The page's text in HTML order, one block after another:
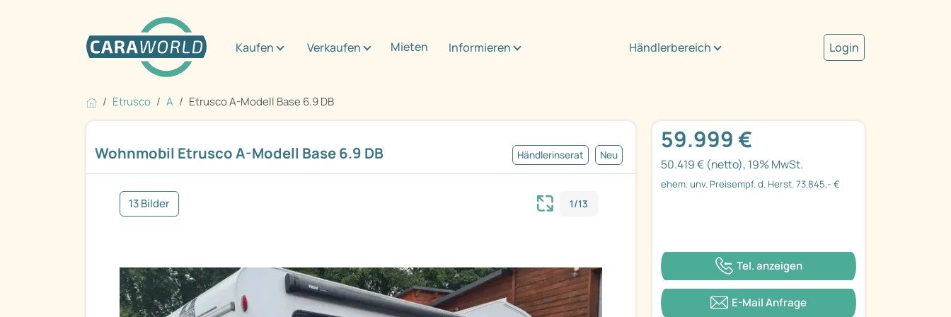
Kaufen Verkaufen Mieten Informieren Händlerbereich Login
Etrusco A Etrusco A-Modell Base 6.9 DB
Wohnmobil Etrusco A-Modell Base 6.9 DB Händlerinserat Neu
13 Bilder 1/13
59.999 €
50.419 € (netto), 19% MwSt.
ehem. unv. Preisempf. d. Herst. 73.845,- €
Tel. anzeigen
E-Mail Anfrage